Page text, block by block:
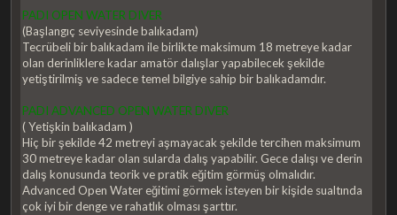
PADI OPEN WATER DIVER
(Başlangıç seviyesinde balıkadam)
Tecrübeli bir balıkadam ile birlikte maksimum 18 metreye kadar
olan derinliklere kadar amatör dalışlar yapabilecek şekilde
yetiştirilmiş ve sadece temel bilgiye sahip bir balıkadamdır.
PADI ADVANCED OPEN WATER DIVER
( Yetişkin balıkadam )
Hiç bir şekilde 42 metreyi aşmayacak şekilde tercihen maksimum
30 metreye kadar olan sularda dalış yapabilir. Gece dalışı ve derin
dalış konusunda teorik ve pratik eğitim görmüş olmalıdır.
Advanced Open Water eğitimi görmek isteyen bir kişide sualtında
çok iyi bir denge ve rahatlık olması şarttır.